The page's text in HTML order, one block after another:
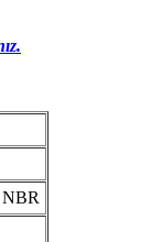
NBR